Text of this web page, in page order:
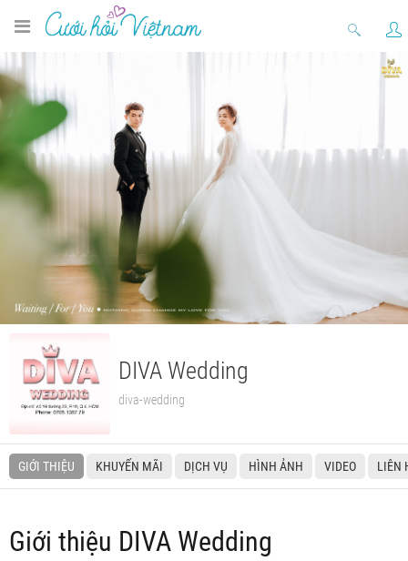
DIVA Wedding
diva-wedding
GIỚI THIỆU KHUYẾN MÃI DỊCH VỤ HÌNH ẢNH VIDEO LIÊN
Giới thiệu DIVA Wedding